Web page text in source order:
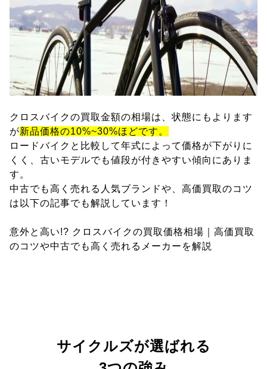
クロスバイクの買取金額の相場は、状態にもよります
が新品価格の10%~30%ほどです。
ロードバイクと比較して年式によって価格が下がりに
くく、古いモデルでも値段が付きやすい傾向にありま
す。
中古でも高く売れる人気ブランドや、高価買取のコツ
は以下の記事でも解説しています！
意外と高い!? クロスバイクの買取価格相場｜高価買取
のコツや中古でも高く売れるメーカーを解説
サイクルズが選ばれる